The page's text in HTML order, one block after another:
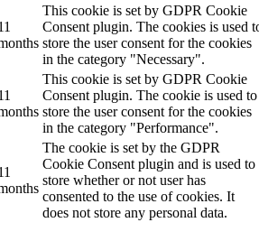
This cookie is set by GDPR Cookie
Consent plugin. The cookies is used
store the user consent for the cookies
in the category "Necessary".
This cookie is set by GDPR Cookie
Consent plugin. The cookie is used to
store the user consent for the cookies
in the category "Performance".
The cookie is set by the GDPR
Cookie Consent plugin and is used to
store whether or not user has
consented to the use of cookies. It
does not store any personal data.